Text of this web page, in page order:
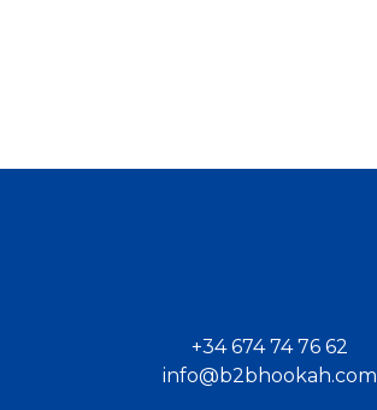
+34 674 74 76 62
info@b2bhookah.com